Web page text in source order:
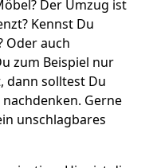
Der Umzug ist
Kennst Du
Oder auch
zum Beispiel nur
dann solltest Du
nachdenken. Gerne
unschlagbares